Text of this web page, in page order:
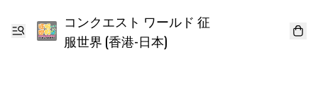
コンクエスト ワールド 征
服世界 (香港-日本)